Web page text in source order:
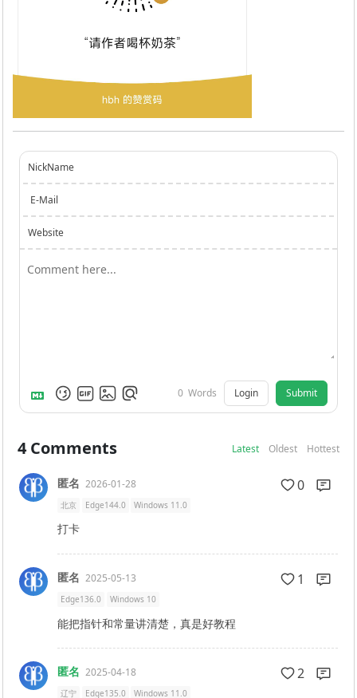
NickName
E-Mail
Website
0 Words Login Submit
4 Comments Latest Oldest Hottest
匿名 2026-01-28 0
北京 Edge144.0 Windows 11.0
打卡
匿名 2025-05-13 1
Edge136.0 Windows 10
能把指针和常量讲清楚，真是好教程
匿名 2025-04-18 2
辽宁 Edge135.0 Windows 11.0